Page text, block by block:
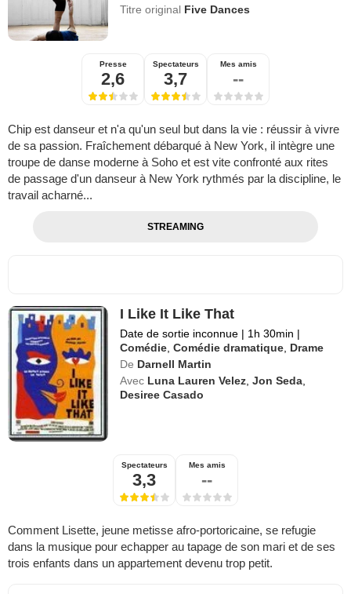
Titre original Five Dances
Presse
2,6
Spectateurs
3,7
Mes amis
--
Chip est danseur et n'a qu'un seul but dans la vie : réussir à vivre
de sa passion. Fraîchement débarqué à New York, il intègre une
troupe de danse moderne à Soho et est vite confronté aux rites
de passage d'un danseur à New York rythmés par la discipline, le
travail acharné...
STREAMING
I Like It Like That
Date de sortie inconnue | 1h 30min |
Comédie ,Comédie dramatique Drame
De Darnell Martin
Avec Luna Lauren Velez ,Jon Seda
Desiree Casado
Spectateurs
3,3
Mes amis
--
Comment Lisette, jeune metisse afro-portoricaine, se refugie
dans la musique pour echapper au tapage de son mari et de ses
trois enfants dans un appartement devenu trop petit.